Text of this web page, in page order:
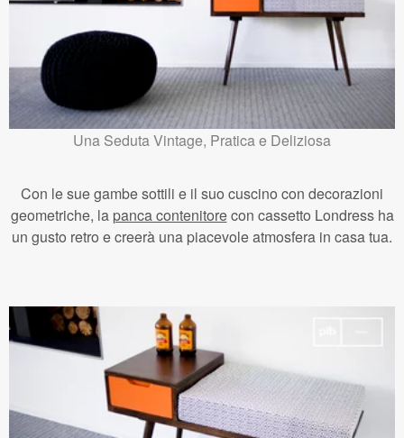
Una Seduta Vintage, Pratica e Deliziosa
Con le sue gambe sottili e il suo cuscino con decorazioni
geometriche, la panca contenitorecon cassetto Londress ha
un gusto retro e creerà una piacevole atmosfera in casa tua.